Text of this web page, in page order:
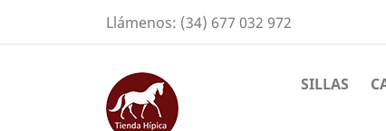
Llámenos: (34) 677 032 972
SILLAS